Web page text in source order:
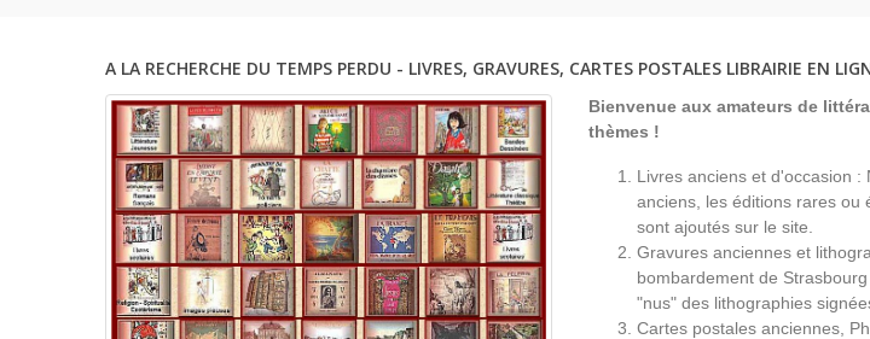
A LA RECHERCHE DU TEMPS PERDU - LIVRES, GRAVURES, CARTES POSTALES LIBRAIRIE EN
Bienvenue aux amateurs de
thèmes !
Livres anciens et d'occasion :
anciens, les éditions rares ou
sont ajoutés sur le site.
Gravures anciennes et
bombardement de
"nus" des lithographies
Cartes postales anciennes,